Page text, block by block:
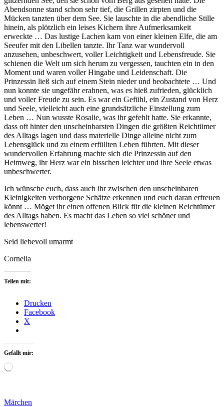
Abendsonne stand schon sehr tief, die Grillen zirpten und die
Mücken tanzten über dem See. Sie lauschte in die abendliche Stille
hinein, als plötzlich ein leises Kichern ihre Aufmerksamkeit
erweckte … Das lustige Lachen kam von einer kleinen Elfe, die am
Seeufer mit den Libellen tanzte. Ihr Tanz war wundervoll
anzusehen, unbeschwert, voller Leichtigkeit und Lebensfreude. Sie
schienen die Welt um sich herum zu vergessen, tauchten ein in den
Moment und waren voller Hingabe und Leidenschaft. Die
Prinzessin ließ sich auf einem Stein nieder und beobachtete … Und
nun konnte sie ungefähr erahnen, was es hieß zufrieden, glücklich
und voller Freude zu sein. Es war ein Gefühl, ein Zustand von Herz
und Seele, vielleicht auch eine grundsätzliche Einstellung zum
Leben … Nun wusste Rosalie, was ihr gefehlt hatte. Sie erkannte,
dass oft hinter den unscheinbarsten Dingen die größten Reichtümer
des Alltags lagen und dass materielle Dinge alleine nicht zum
Lebensglück und zu einem erfüllten Leben führten. Mit dieser
wundervollen Erfahrung machte sich die Prinzessin auf den
Heimweg, ihr Herz war ein bisschen leichter und ihre Seele etwas
unbeschwerter.
Ich wünsche euch, dass auch ihr zwischen den unscheinbaren
Kleinigkeiten verborgene Schätze erkennen und euch daran erfreuen
könnt … Möget ihr einen offenen Blick für die kleinen Reichtümer
des Alltags haben. Es macht das Leben so viel schöner und
lebenswerter!
Seid liebevoll umarmt
Cornelia
Teilen mit:
Drucken
Facebook
X
Gefällt mir:
Wird
Märchen